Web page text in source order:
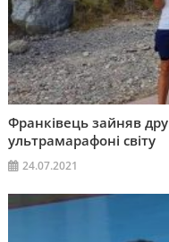
Франківець зайняв
ультрамарафоні світу
24.07.2021